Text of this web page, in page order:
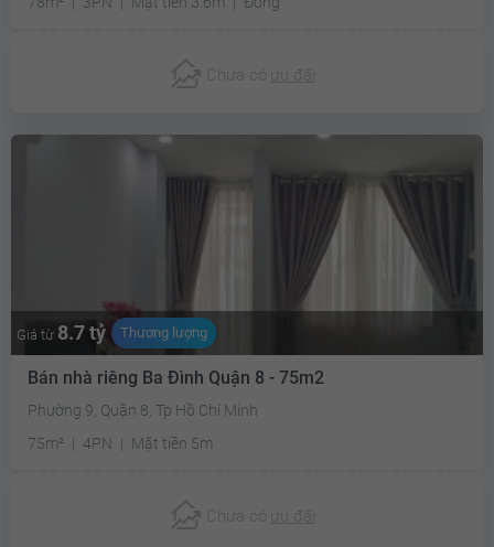
Chưa có ưu đãi
Giá từ 8.7 tỷ Thương lượng
Bán nhà riêng Ba Đình Quận 8 - 75m2
Phường 9, Quận 8, Tp Hồ Chí Minh
75m²
4PN Mặt tiền 5m
Chưa có ưu đãi